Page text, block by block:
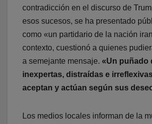
contradicción en el discurso de
esos sucesos, se ha presentado
como «un partidario de la nación
contexto, cuestionó a quienes
a semejante mensaje. «Un puñado
inexpertas, distraídas e
aceptan y actúan según sus
Los medios locales informan de la